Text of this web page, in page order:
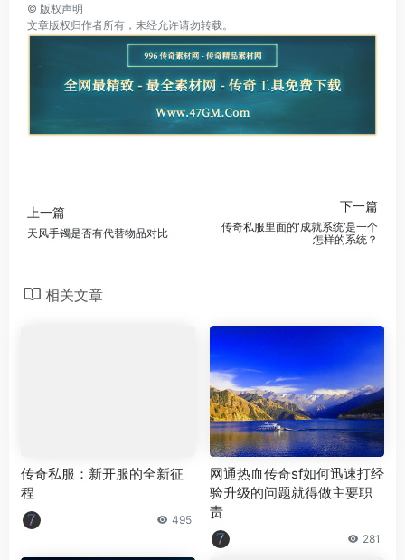
© 版权声明
文章版权归作者所有，未经允许请勿转载。
上一篇
天风手镯是否有代替物品对比
下一篇
传奇私服里面的‘成就系统’是一个
怎样的系统？
相关文章
传奇私服：新开服的全新征
程
495
网通热血传奇sf如何迅速打经
验升级的问题就得做主要职
责
281